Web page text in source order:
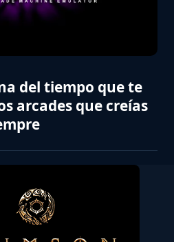
del tiempo que te
arcades que creías